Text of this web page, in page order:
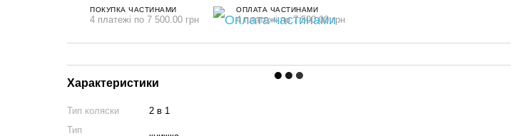
ПОКУПКА ЧАСТИНАМИ
4 платежі по 7 500.00 грн
ОПЛАТА ЧАСТИНАМИ
4 платежі по 7 500.00 грн
Характеристики
Тип коляски
2 в 1
Тип